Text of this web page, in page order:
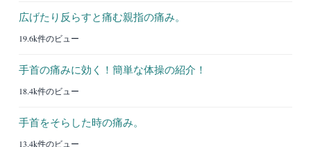
広げたり反らすと痛む親指の痛み。
19.6k件のビュー
手首の痛みに効く！簡単な体操の紹介！
18.4k件のビュー
手首をそらした時の痛み。
13.4k件のビュー